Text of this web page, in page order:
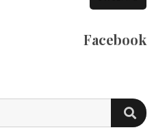
Facebook